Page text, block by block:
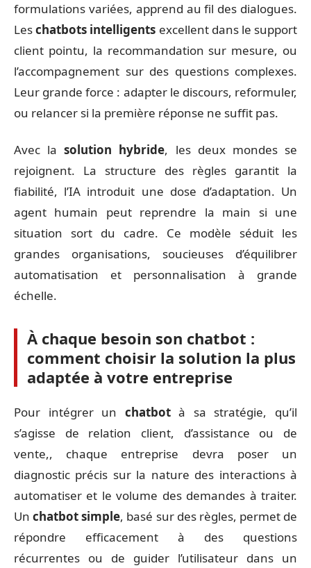
formulations variées, apprend au fil des dialogues.
Leschatbots intelligents excellent dans le support
client pointu, la recommandation sur mesure, ou
l’accompagnement sur des questions complexes.
Leur grande force : adapter le discours, reformuler,
ou relancer si la première réponse ne suffit pas.
Avec lasolution hybride, les deux mondes se
rejoignent. La structure des règles garantit la
fiabilité, l’IA introduit une dose d’adaptation. Un
agent humain peut reprendre la main si une
situation sort du cadre. Ce modèle séduit les
grandes organisations, soucieuses d’équilibrer
automatisation et personnalisation à grande
échelle.
À chaque besoin son chatbot :
comment choisir la solution la plus
adaptée à votre entreprise
Pour intégrer un chatbotà sa stratégie, qu’il
s’agisse de relation client, d’assistance ou de
vente,, chaque entreprise devra poser un
diagnostic précis sur la nature des interactions à
automatiser et le volume des demandes à traiter.
Unchatbot simple, basé sur des règles, permet de
répondre efficacement à des questions
récurrentes ou de guider l’utilisateur dans un